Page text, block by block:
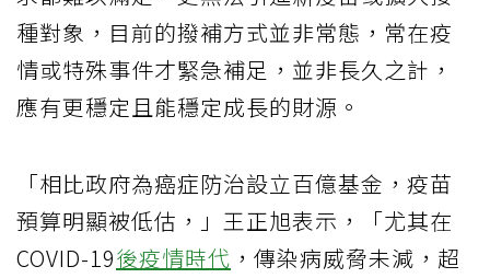
種對象，目前的撥補方式並非常態，常在疫
情或特殊事件才緊急補足，並非長久之計，
應有更穩定且能穩定成長的財源。
「相比政府為癌症防治設立百億基金，疫苗
預算明顯被低估，」王正旭表示，「尤其在
COVID-19後疫情時代 ，傳染病威脅未減，超